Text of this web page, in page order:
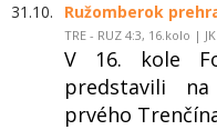
31.10. Ružomberok
TRE - RUZ 4:3, 16.kolo | JK
V 16. kole
predstavili
prvého